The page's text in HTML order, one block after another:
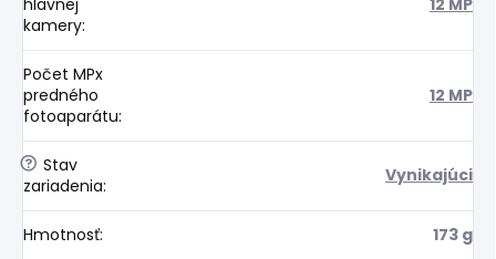
hlavnej
kamery:
12 MP
Počet MPx
predného
fotoaparátu:
12 MP
? Stav
zariadenia: Vynikajúci
Hmotnosť: 173 g